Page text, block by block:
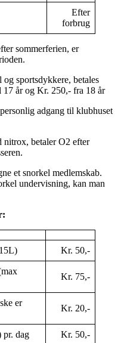
Efter
forbrug
sommerferien, er
sportsdykkere, betales
år og Kr. 250,- fra 18 år
adgang til klubhuset
nitrox, betaler O2 efter
et snorkel medlemskab.
undervisning, kan man
Kr. 50,-
Kr. 75,-
er
Kr. 20,-
pr. dag Kr. 50,-